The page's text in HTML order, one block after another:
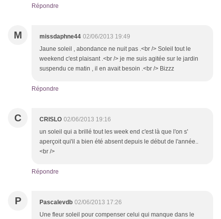
Répondre
M missdaphne44 02/06/2013 19:49
Jaune soleil , abondance ne nuit pas .<br /> Soleil tout le
weekend c'est plaisant .<br /> je me suis agitée sur le jardin
suspendu ce matin , il en avait besoin .<br /> Bizzz
Répondre
C CRISLO 02/06/2013 19:16
un soleil qui a brillé tout les week end c'est là que l'on s'
aperçoit qui'il a bien été absent depuis le début de l'année..
<br />
Répondre
P Pascalevdb 02/06/2013 17:26
Une fleur soleil pour compenser celui qui manque dans le